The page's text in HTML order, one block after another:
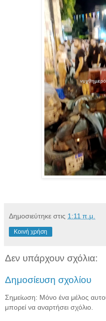
Δημοσιεύτηκε στις 1:11 π.μ.
Κοινή χρήση
Δεν υπάρχουν σχόλια:
Δημοσίευση σχολίου
Σημείωση: Μόνο ένα μέλος
μπορεί να αναρτήσει σχόλιο.